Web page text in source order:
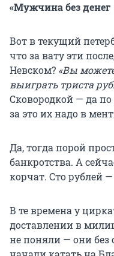
«Мужчина без
Вот в текущий
что за вату эти
Невском? «Вы
выиграть триста
Сковородкой — да
за это их надо в
Да, тогда порой
банкротства. А
корчат. Сто рублей
В те времена у
доставлении в
не поняли — они без